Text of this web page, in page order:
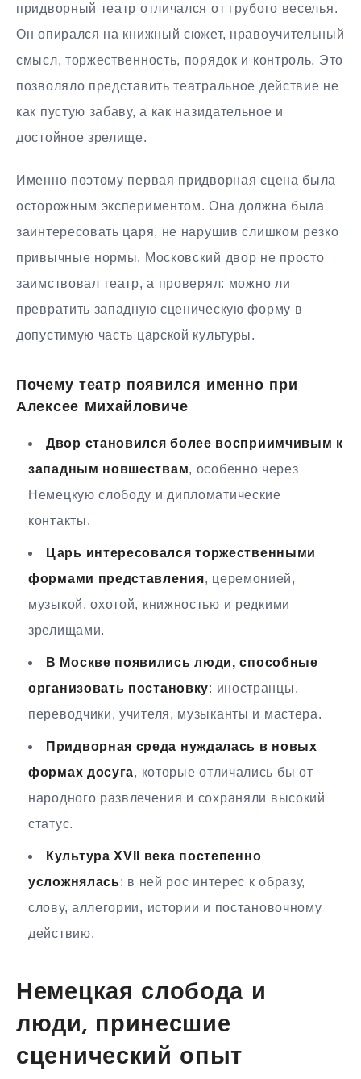
придворный театр отличался от грубого веселья.
Он опирался на книжный сюжет, нравоучительный
смысл, торжественность, порядок и контроль. Это
позволяло представить театральное действие не
как пустую забаву, а как назидательное и
достойное зрелище.
Именно поэтому первая придворная сцена была
осторожным экспериментом. Она должна была
заинтересовать царя, не нарушив слишком резко
привычные нормы. Московский двор не просто
заимствовал театр, а проверял: можно ли
превратить западную сценическую форму в
допустимую часть царской культуры.
Почему театр появился именно при
Алексее Михайловиче
Двор становился более восприимчивым к
западным новшествам, особенно через
Немецкую слободу и дипломатические
контакты.
Царь интересовался торжественными
формами представления, церемонией,
музыкой, охотой, книжностью и редкими
зрелищами.
В Москве появились люди, способные
организовать постановку: иностранцы,
переводчики, учителя, музыканты и мастера.
Придворная среда нуждалась в новых
формах досуга, которые отличались бы от
народного развлечения и сохраняли высокий
статус.
Культура XVII века постепенно
усложнялась: в ней рос интерес к образу,
слову, аллегории, истории и постановочному
действию.
Немецкая слобода и
люди, принесшие
сценический опыт